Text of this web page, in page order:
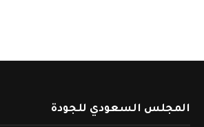
المجلس السعودي للجودة